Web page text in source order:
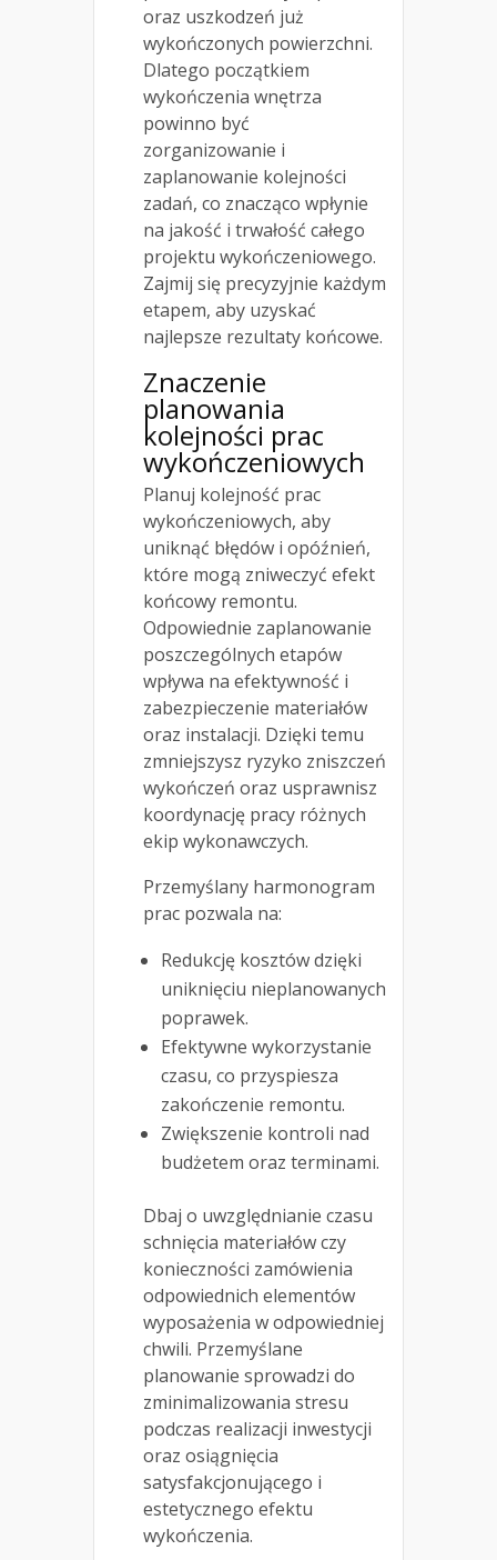
oraz uszkodzeń już
wykończonych powierzchni.
Dlatego początkiem
wykończenia wnętrza
powinno być
zorganizowanie i
zaplanowanie kolejności
zadań, co znacząco wpłynie
na jakość i trwałość całego
projektu wykończeniowego.
Zajmij się precyzyjnie każdym
etapem, aby uzyskać
najlepsze rezultaty końcowe.
Znaczenie
planowania
kolejności prac
wykończeniowych
Planuj kolejność prac
wykończeniowych, aby
uniknąć błędów i opóźnień,
które mogą zniweczyć efekt
końcowy remontu.
Odpowiednie zaplanowanie
poszczególnych etapów
wpływa na efektywność i
zabezpieczenie materiałów
oraz instalacji. Dzięki temu
zmniejszysz ryzyko zniszczeń
wykończeń oraz usprawnisz
koordynację pracy różnych
ekip wykonawczych.
Przemyślany harmonogram
prac pozwala na:
Redukcję kosztów dzięki
uniknięciu nieplanowanych
poprawek.
Efektywne wykorzystanie
czasu, co przyspiesza
zakończenie remontu.
Zwiększenie kontroli nad
budżetem oraz terminami.
Dbaj o uwzględnianie czasu
schnięcia materiałów czy
konieczności zamówienia
odpowiednich elementów
wyposażenia w odpowiedniej
chwili. Przemyślane
planowanie sprowadzi do
zminimalizowania stresu
podczas realizacji inwestycji
oraz osiągnięcia
satysfakcjonującego i
estetycznego efektu
wykończenia.